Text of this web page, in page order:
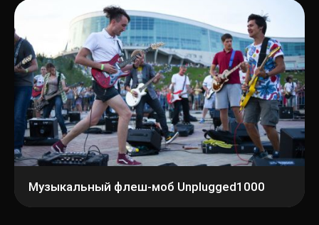
Музыкальный флеш-моб Unplugged1000